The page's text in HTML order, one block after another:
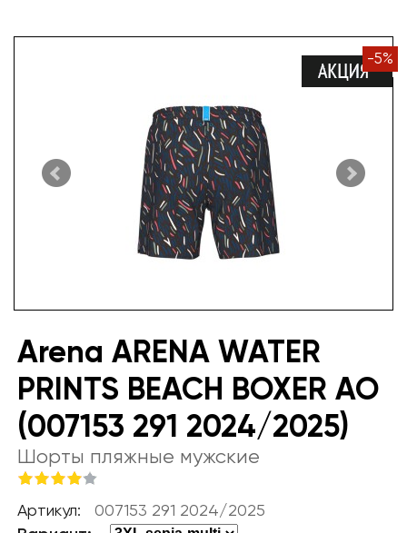
-5%
Arena ARENA WATER
PRINTS BEACH BOXER AO
(007153 291 2024/2025)
Шорты пляжные мужские
Артикул: 007153 291 2024/2025